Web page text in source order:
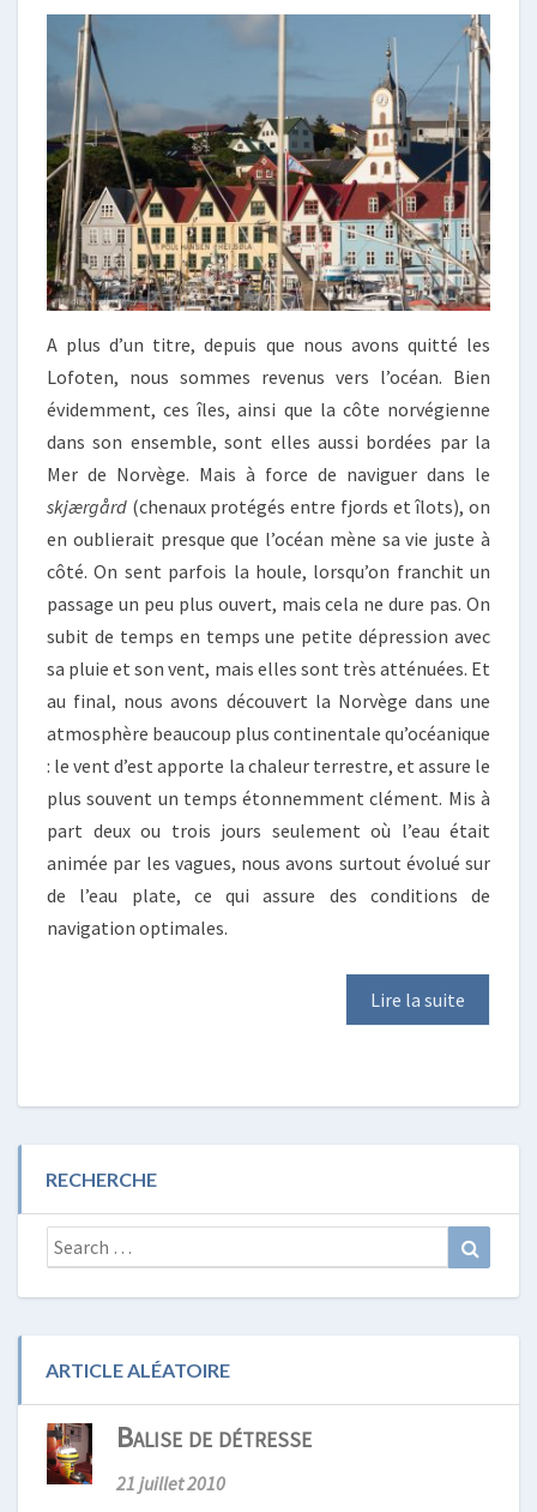
A plus d’un titre, depuis que nous avons quitté les
Lofoten, nous sommes revenus vers l’océan. Bien
évidemment, ces îles, ainsi que la côte norvégienne
dans son ensemble, sont elles aussi bordées par la
Mer de Norvège. Mais à force de naviguer dans le
skjærgård (chenaux protégés entre fjords et îlots), on
en oublierait presque que l’océan mène sa vie juste à
côté. On sent parfois la houle, lorsqu’on franchit un
passage un peu plus ouvert, mais cela ne dure pas. On
subit de temps en temps une petite dépression avec
sa pluie et son vent, mais elles sont très atténuées. Et
au final, nous avons découvert la Norvège dans une
atmosphère beaucoup plus continentale qu’océanique
: le vent d’est apporte la chaleur terrestre, et assure le
plus souvent un temps étonnemment clément. Mis à
part deux ou trois jours seulement où l’eau était
animée par les vagues, nous avons surtout évolué sur
de l’eau plate, ce qui assure des conditions de
navigation optimales.
Lire la suite
RECHERCHE
Search
for:
ARTICLE ALÉATOIRE
Balise de détresse
21 juillet 2010